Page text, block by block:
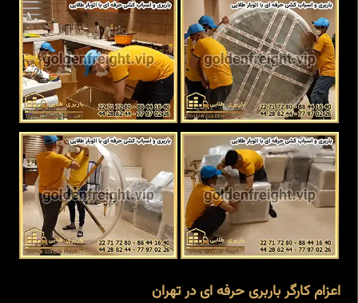
اعزام کارگر باربری حرفه ای در تهران